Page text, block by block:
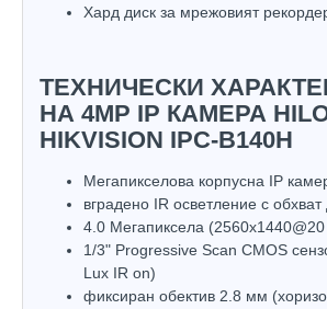
Хард диск за мрежовият
ТЕХНИЧЕСКИ
НА 4MP IP КАМЕРА
HIKVISION IPC-B140H
Мегапикселова корпусна IP
вградено IR осветление с
4.0 Мегапиксела (2560x1440@20
1/3" Progressive Scan CMOS
Lux IR on)
фиксиран обектив 2.8 мм